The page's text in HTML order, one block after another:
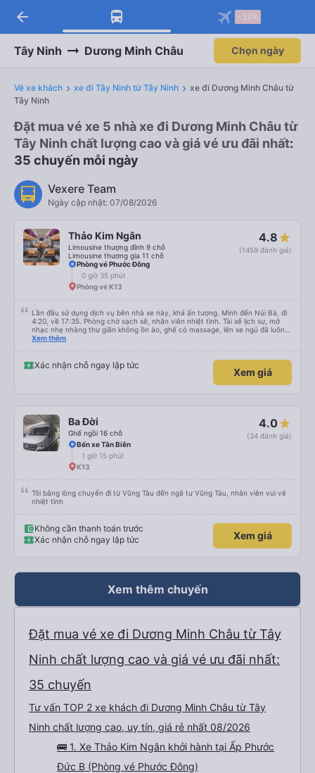
arrow_back -30k
Tây Ninh Dương Minh Châu Chọn ngày
Vé xe khách xe đi Tây Ninh từ Tây Ninh
xe đi Dương Minh Châu từ
Tây Ninh
Đặt mua vé xe 5 nhà xe đi Dương Minh Châu từ
Tây Ninh chất lượng cao và giá vé ưu đãi nhất:
35 chuyến mỗi ngày
Vexere Team
Ngày cập nhật: 07/08/2026
Thảo Kim Ngân
Limousine thượng đỉnh 9 chỗ
Limousine thương gia 11 chỗ
4.8
(1459 đánh giá)
Phòng vé Phước Đông
0 giờ 35 phút
Phòng vé K13
Lần đầu sử dụng dịch vụ bên nhà xe này, khá ấn tượng. Mình đến Núi Bà, đi
4:20, về 17:35. Phòng chờ sạch sẽ, nhân viên nhiệt tình. Tài xế lịch sự, mở
nhạc nhẹ nhàng thư giãn không ồn ào, ghế có massage, lên xe ngủ đã luôn
😆. Thấy có quét dọn xe trước khi mời khách lên. Xuất phát có chậm hơn giờ
nhiệt tình. Chuyến đi phục vụ chai nước nhỏ với kẹo gừng, chiều về phục vụ
trái cây tại phòng chờ, nước bí đao hạt chia, thanh long sấy và kẹo gừng.
Xem thêm
Xác nhận chỗ ngay lập tức
Xem giá
Ba Đời
Ghế ngồi 16 chỗ
4.0
(34 đánh giá)
Bến xe Tân Biên
1 giờ 15 phút
K13
Tôi bằng lòng chuyến đi từ Vũng Tàu đến ngã tư Vũng Tàu, nhân viên vui vẻ
nhiệt tình
Không cần thanh toán trước
Xác nhận chỗ ngay lập tức
Xem giá
Xem thêm chuyến
Đặt mua vé xe đi Dương Minh Châu từ Tây
Ninh chất lượng cao và giá vé ưu đãi nhất:
35 chuyến
Tư vấn TOP 2 xe khách đi Dương Minh Châu từ Tây
Ninh chất lượng cao, uy tín, giá rẻ nhất 08/2026
🚌 1. Xe Thảo Kim Ngân khởi hành tại Ấp Phước
Đức B (Phòng vé Phước Đông)